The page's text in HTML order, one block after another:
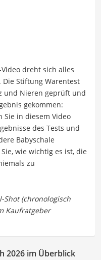
dreht sich alles
Die Stiftung Warentest
und Nieren geprüft und
gekommen:
Sie in diesem Video
des Tests und
Babyschale
wie wichtig es ist, die
zu
2026 im Überblick